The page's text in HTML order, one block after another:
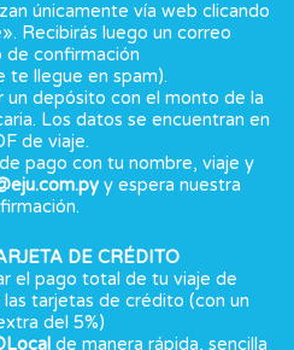
únicamente vía web clicando
Recibirás luego un correo
de confirmación
te llegue en spam).
un depósito con el monto de la
Los datos se encuentran en
de viaje.
pago con tu nombre, viaje y
y espera nuestra
DE CRÉDITO
el pago total de tu viaje de
tarjetas de crédito (con un
del 5%)
de manera rápida, sencilla